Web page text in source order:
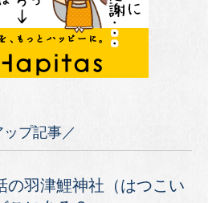
プ記事／
の羽津鯉神社（はつこい